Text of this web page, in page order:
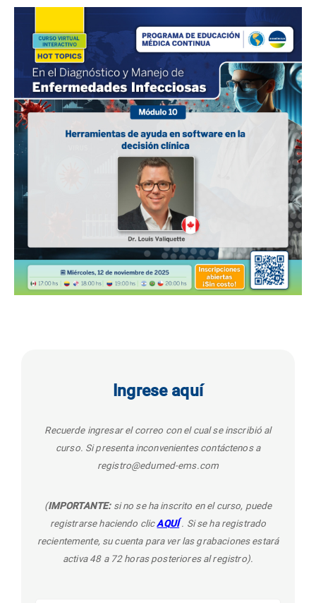
Ingrese aquí
Recuerde ingresar el correo con el cual se inscribió al
curso. Si presenta inconvenientes contáctenos a
registro@edumed-ems.com
(IMPORTANTE: si no se ha inscrito en el curso, puede
registrarse haciendo clicAQUÍ. Si se ha registrado
recientemente, su cuenta para ver las grabaciones estará
activa 48 a 72 horas posteriores al registro).